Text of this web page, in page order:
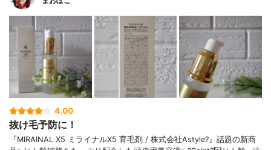
4.00
抜け毛予防に！
『MIRAINAL X5 ミライナルX5 育毛剤 / 株式会社Astyle?』話題の新商